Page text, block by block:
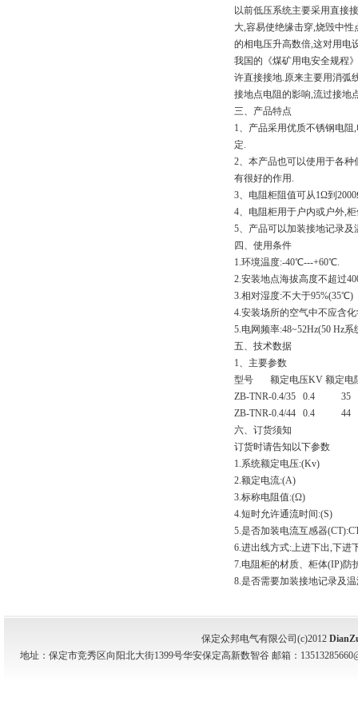
以前低压系统主要采用直接
大,容易使绝缘击穿,烧毁中
的相电压升高数倍,这对用电
我国的《煤矿用电安全规程
许直接接地.原来主要用消弧
接地点电阻的影响,流过接地
三、产品特点
1、产品采用优质不锈钢电
定.
2、本产品也可以使用于各
有很好的作用.
3、电阻柜阻值可从1Ω到
4、电阻柜用于户内或户外,
5、产品可以加装接地记录
四、使用条件
1.环境温度:-40℃---+60℃.
2.安装地点海拔高度不超过
3.相对湿度:不大于95%(35℃)
4.安装场所的空气中不应含
5.电网频率:48~52Hz(50 Hz系
五、技术数据
1、主要参数
型号 额定电压KV 额定电
ZB-TNR-0.4/35 0.4 35
ZB-TNR-0.4/44 0.4 44
六、订货须知
订货时请告知以下参数
1.系统额定电压:(Kv)
2.额定电流:(A)
3.标称电阻值:(Ω)
4.短时允许通流时间:(S)
5.是否加装电流互感器
6.进出线方式:上进下出,下进
7.电阻柜的材质、柜体(IP)防
8.是否需要加装接地记录及
保定众邦电气有限公司(c)2012
地址：保定市竞秀区向阳北大街1399号华安保定高新数智谷 邮箱：